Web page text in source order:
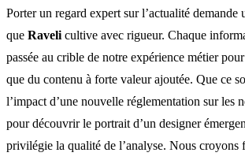
Porter un regard expert sur l’actualité demande
que Raveli cultive avec rigueur. Chaque
passée au crible de notre expérience métier
que du contenu à forte valeur ajoutée. Que ce
l’impact d’une nouvelle réglementation sur les
pour découvrir le portrait d’un designer
privilégie la qualité de l’analyse. Nous croyons